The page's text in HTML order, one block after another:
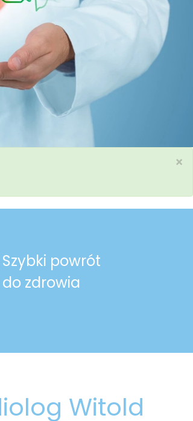
×
Szybki powrót
do zdrowia
Witold